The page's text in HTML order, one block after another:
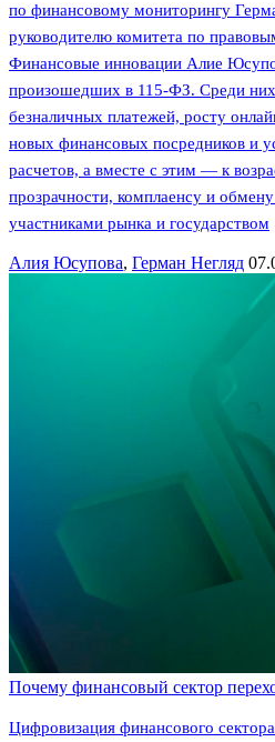
по финансовому мониторингу
руководителю комитета по
Финансовые инновации Алие
произошедших в 115-ФЗ. Среди
безналичных платежей, росту
новых финансовых посредников и
расчетов, а вместе с этим — к
прозрачности, комплаенсу и
участниками рынка и государством
Алия Юсупова, Герман Негляд
Почему финансовый сектор
Цифровизация финансового